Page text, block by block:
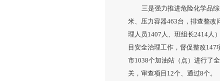
三是强力推进危险化学品
米、压力容器463台，排查整改
理人员1407人、班组长2414人
目安全治理工作，督促整改
市1038个加油站（点）进行了
关，审查项目12个、通过8个。